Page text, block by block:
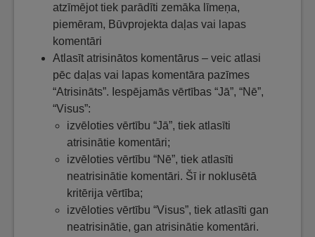
atzīmējot tiek parādīti zemāka līmeņa,
piemēram, Būvprojekta daļas vai lapas
komentāri
Atlasīt atrisinātos komentārus – veic atlasi
pēc daļas vai lapas komentāra pazīmes
“Atrisināts”. Iespējamās vērtības “Jā”, “Nē”,
“Visus”:
izvēloties vērtību “Jā”, tiek atlasīti
atrisinātie komentāri;
izvēloties vērtību “Nē”, tiek atlasīti
neatrisinātie komentāri. Šī ir noklusētā
kritērija vērtība;
izvēloties vērtību “Visus”, tiek atlasīti gan
neatrisinātie, gan atrisinātie komentāri.